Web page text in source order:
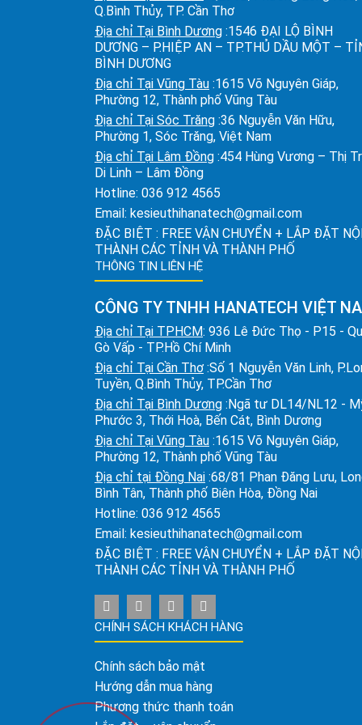
Q.Bình Thủy, TP. Cần Thơ
Địa chỉ Tại Bình Dương :1546 ĐẠI LỘ BÌNH
DƯƠNG – P.HIỆP AN – TP.THỦ DẦU MỘT –
BÌNH DƯƠNG
Địa chỉ Tại Vũng Tàu :1615 Võ Nguyên Giáp,
Phường 12, Thành phố Vũng Tàu
Địa chỉ Tại Sóc Trăng :36 Nguyễn Văn Hữu,
Phường 1, Sóc Trăng, Việt Nam
Địa chỉ Tại Lâm Đồng :454 Hùng Vương – Thị
Di Linh – Lâm Đồng
Hotline: 036 912 4565
Email: kesieuthihanatech@gmail.com
ĐẶC BIỆT : FREE VẬN CHUYỂN + LẮP ĐẶT
THÀNH CÁC TỈNH VÀ THÀNH PHỐ
THÔNG TIN LIÊN HỆ
CÔNG TY TNHH HANATECH VIỆT
Địa chỉ Tại TPHCM: 936 Lê Đức Thọ - P15 -
Gò Vấp - TP.Hồ Chí Minh
Địa chỉ Tại Cần Thơ :Số 1 Nguyễn Văn Linh,
Tuyền, Q.Bình Thủy, TP.Cần Thơ
Địa chỉ Tại Bình Dương :Ngã tư DL14/NL12 -
Phước 3, Thới Hoà, Bến Cát, Bình Dương
Địa chỉ Tại Vũng Tàu :1615 Võ Nguyên Giáp,
Phường 12, Thành phố Vũng Tàu
Địa chỉ tại Đồng Nai :68/81 Phan Đăng Lưu,
Bình Tân, Thành phố Biên Hòa, Đồng Nai
Hotline: 036 912 4565
Email: kesieuthihanatech@gmail.com
ĐẶC BIỆT : FREE VẬN CHUYỂN + LẮP ĐẶT
THÀNH CÁC TỈNH VÀ THÀNH PHỐ
CHÍNH SÁCH KHÁCH HÀNG
Chính sách bảo mật
Hướng dẫn mua hàng
Phương thức thanh toán